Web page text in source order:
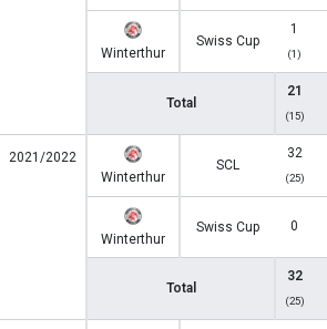
Winterthur
Swiss Cup
1
(1)
Total
21
(15)
2021/2022
Winterthur
SCL
32
(25)
Winterthur
Swiss Cup 0
Total
32
(25)